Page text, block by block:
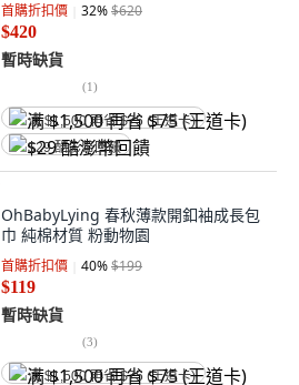
首購折扣價 32%$620
$420
暫時缺貨
(1)
满 $1,500 再省 $75 (王道卡)
$29 酷澎幣回饋
OhBabyLying 春秋薄款開釦袖成長包
巾 純棉材質 粉動物園
首購折扣價 40%$199
$119
暫時缺貨
(3)
满 $1,500 再省 $75 (王道卡)